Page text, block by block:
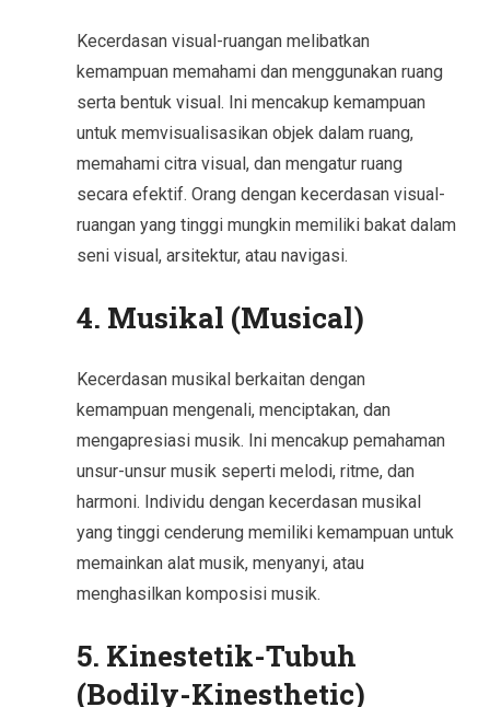
Kecerdasan visual-ruangan melibatkan
kemampuan memahami dan menggunakan ruang
serta bentuk visual. Ini mencakup kemampuan
untuk memvisualisasikan objek dalam ruang,
memahami citra visual, dan mengatur ruang
secara efektif. Orang dengan kecerdasan visual-
ruangan yang tinggi mungkin memiliki bakat dalam
seni visual, arsitektur, atau navigasi.
4. Musikal (Musical)
Kecerdasan musikal berkaitan dengan
kemampuan mengenali, menciptakan, dan
mengapresiasi musik. Ini mencakup pemahaman
unsur-unsur musik seperti melodi, ritme, dan
harmoni. Individu dengan kecerdasan musikal
yang tinggi cenderung memiliki kemampuan untuk
memainkan alat musik, menyanyi, atau
menghasilkan komposisi musik.
5. Kinestetik-Tubuh
(Bodily-Kinesthetic)